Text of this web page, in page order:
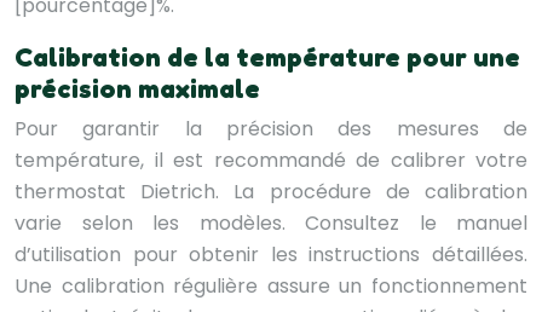
[pourcentage]%.
Calibration de la température pour une
précision maximale
Pour garantir la précision des mesures de
température, il est recommandé de calibrer votre
thermostat Dietrich. La procédure de calibration
varie selon les modèles. Consultez le manuel
d’utilisation pour obtenir les instructions détaillées.
Une calibration régulière assure un fonctionnement